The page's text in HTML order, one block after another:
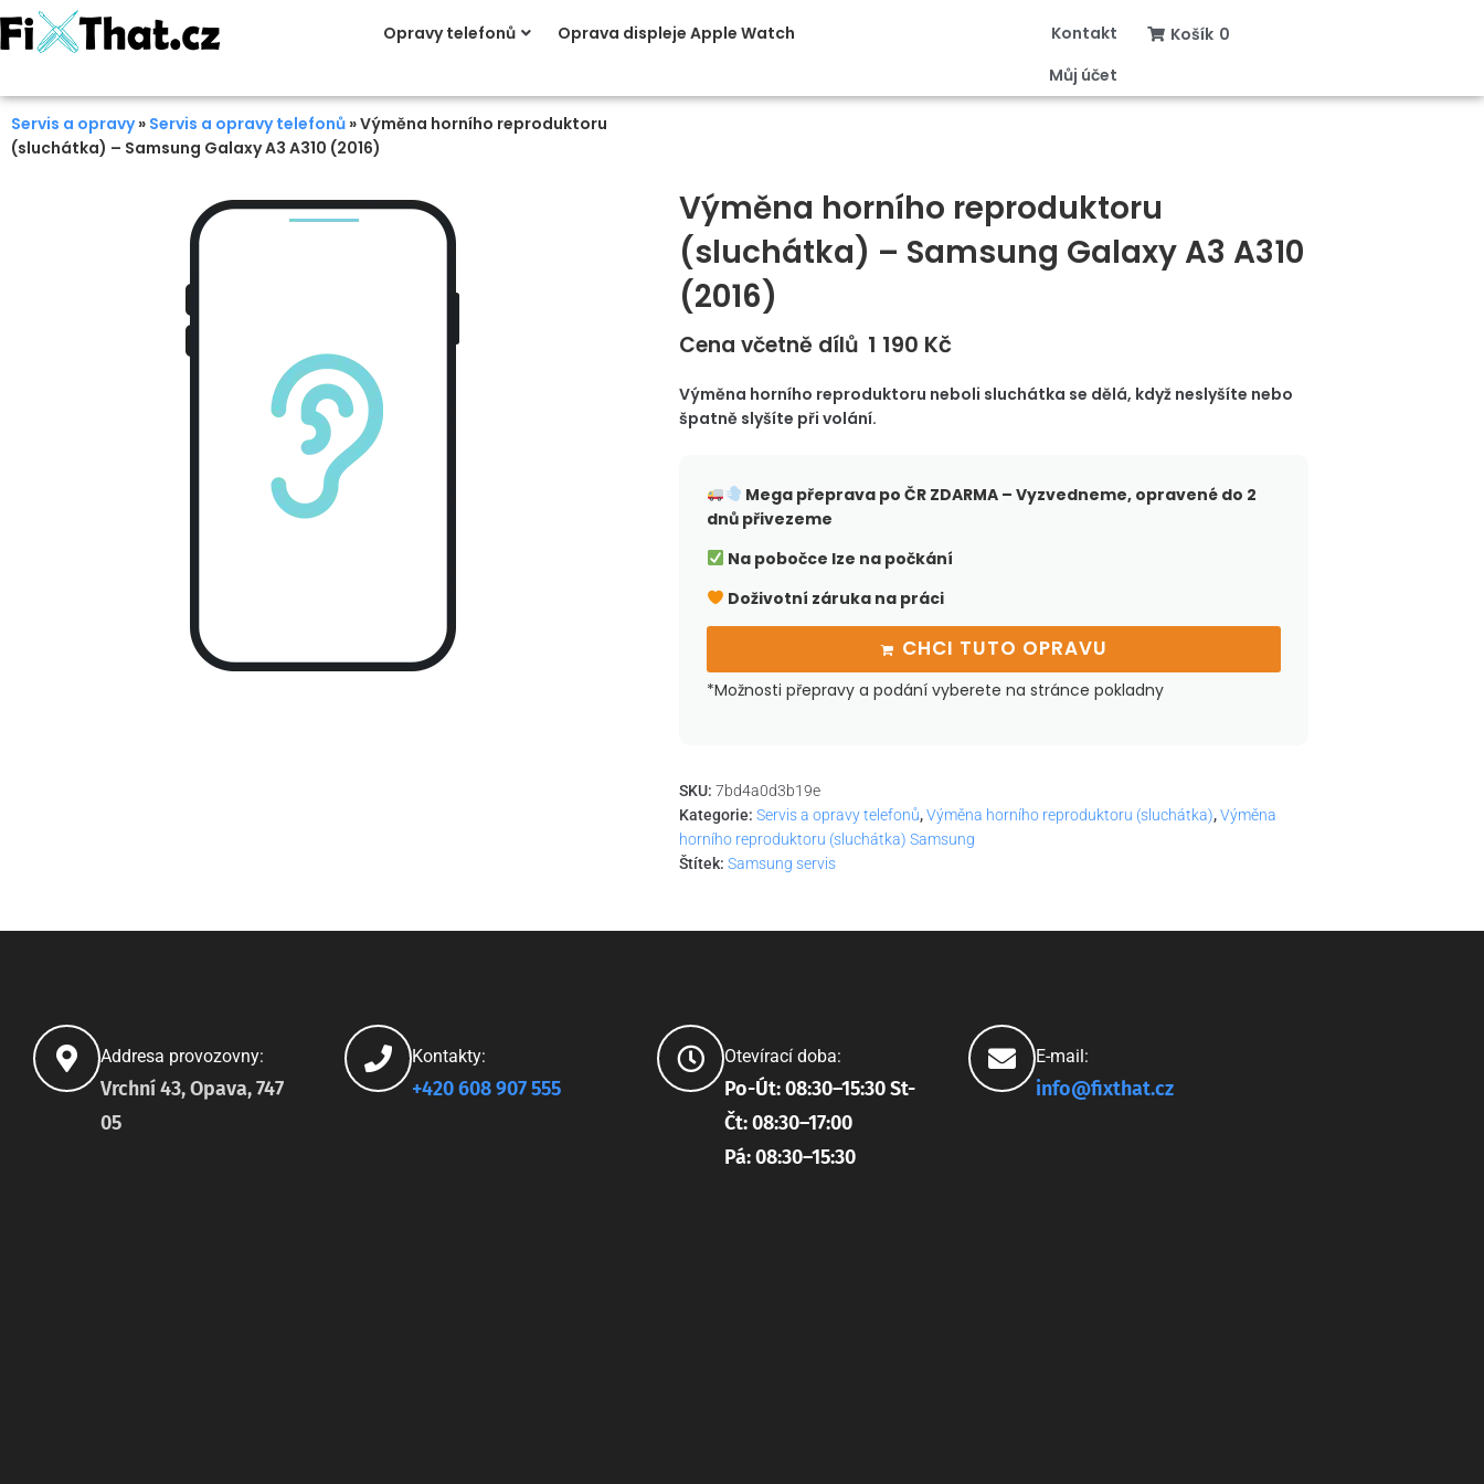
Opravy telefonů Oprava displeje Apple Watch
Kontakt
Můj účet
Košík 0
Servis a opravy» Servis a opravy telefonů »Výměna horního reproduktoru
(sluchátka) – Samsung Galaxy A3 A310 (2016)
Výměna horního reproduktoru
(sluchátka) – Samsung Galaxy A3 A310
(2016)
Cena včetně dílů 1 190 Kč
Výměna horního reproduktoru neboli sluchátka se dělá, když neslyšíte nebo
špatně slyšíte při volání.
Mega přeprava po ČRZDARMA – Vyzvedneme, opravené do 2
dnů přivezeme
Na pobočce lze na počkání
Doživotní záruka na práci
CHCI TUTO OPRAVU
*Možnosti přepravy a podání vyberete na stránce pokladny
SKU: 7bd4a0d3b19e
Kategorie: Servis a opravy telefonů,Výměna horního reproduktoru (sluchátka),Výměna
horního reproduktoru (sluchátka) Samsung
Štítek: Samsung servis
Addresa provozovny:
Vrchní 43, Opava, 747
05
Kontakty:
+420 608 907 555
Otevírací doba:
Po-Út: 08:30–15:30 St-
Čt: 08:30–17:00
Pá: 08:30–15:30
E-mail:
info@fixthat.cz